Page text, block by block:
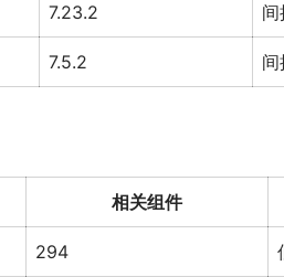
7.23.2 间
7.5.2 间
相关组件
294